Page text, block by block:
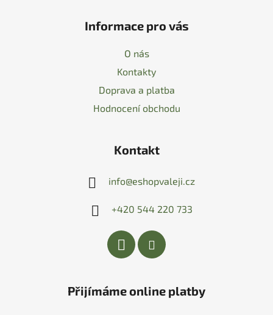
Informace pro vás
O nás
Kontakty
Doprava a platba
Hodnocení obchodu
Kontakt
info@eshopvaleji.cz
+420 544 220 733
Přijímáme online platby